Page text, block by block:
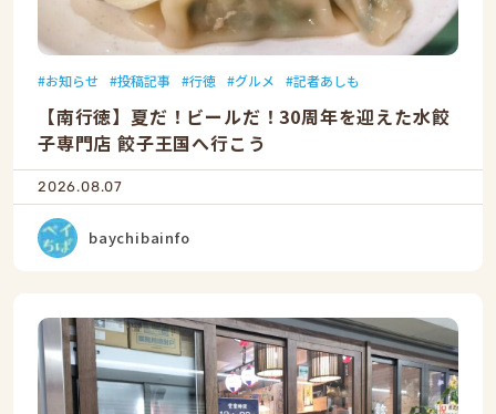
お知らせ 投稿記事 行徳 グルメ 記者あしも
【南行徳】夏だ！ビールだ！30周年を迎えた水餃
子専門店 餃子王国へ行こう
2026.08.07
baychibainfo